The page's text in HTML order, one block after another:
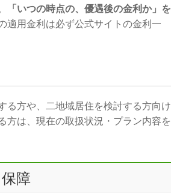
「いつの時点の、優遇後の金利か」を
適用金利は必ず公式サイトの金利一
る方や、二地域居住を検討する方向け
方は、現在の取扱状況・プラン内容を
障